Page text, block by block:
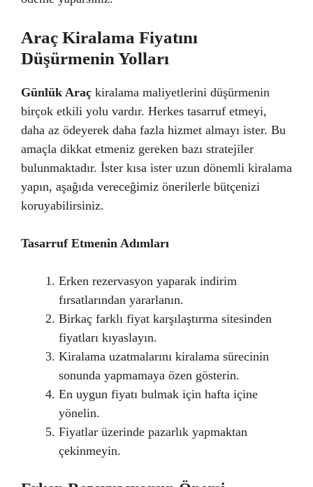
Araç Kiralama Fiyatını
Düşürmenin Yolları
Günlük Araç kiralama maliyetlerini düşürmenin
birçok etkili yolu vardır. Herkes tasarruf etmeyi,
daha az ödeyerek daha fazla hizmet almayı ister. Bu
amaçla dikkat etmeniz gereken bazı stratejiler
bulunmaktadır. İster kısa ister uzun dönemli kiralama
yapın, aşağıda vereceğimiz önerilerle bütçenizi
koruyabilirsiniz.
Tasarruf Etmenin Adımları
Erken rezervasyon yaparak indirim
fırsatlarından yararlanın.
Birkaç farklı fiyat karşılaştırma sitesinden
fiyatları kıyaslayın.
Kiralama uzatmalarını kiralama sürecinin
sonunda yapmamaya özen gösterin.
En uygun fiyatı bulmak için hafta içine
yönelin.
Fiyatlar üzerinde pazarlık yapmaktan
çekinmeyin.